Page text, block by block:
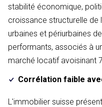
stabilité économique,
croissance structurelle de
urbaines et périurbaines
performants, associés à
marché locatif avoisinant
Corrélation faible
L'immobilier suisse